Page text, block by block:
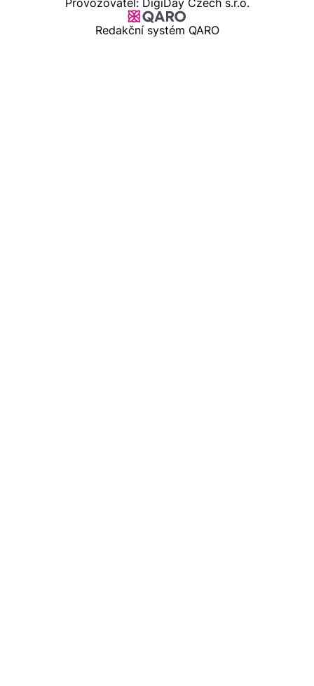
Provozovatel: DigiDay Czech s.r.o.
Redakční systém QARO